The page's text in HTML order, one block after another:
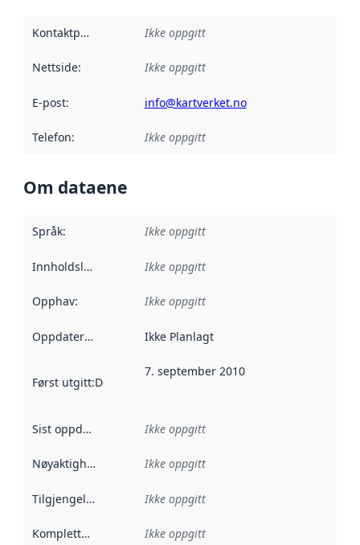
Kontaktpunkt Ikke oppgitt
Nettside: Ikke oppgitt
E-post: info@kartverket.no
Telefon: Ikke oppgitt
Om dataene
Språk: Ikke oppgitt
Innholdsleverandører :
Ikke oppgitt
Opphav: Ikke oppgitt
Oppdateringsfrekvens :
Ikke Planlagt
Først utgitt:Denne datoen sier når dataene i dette
7. september 2010
Sist oppdatert Ikke oppgitt
Nøyaktighet Ikke oppgitt
Tilgjengelighet Ikke oppgitt
Kompletthet Ikke oppgitt